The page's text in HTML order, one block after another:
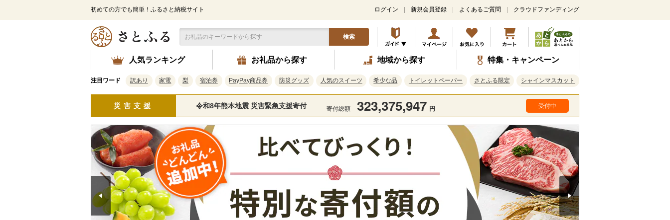
初めての方でも簡単！ふるさと納税サイト ログイン 新規会員登録 よくあるご質問 クラウドファンディング
検索
人気ランキング お礼品から探す 地域から探す 特集・キャンペーン
注目ワード 訳あり 家電 梨 宿泊券 PayPay商品券 防災グッズ 人気のスイーツ 希少な品 トイレットペーパー さとふる限定 シャインマスカット
災害支援 令和8年熊本地震 災害緊急支援寄付 寄付総額 323,375,947 円 受付中